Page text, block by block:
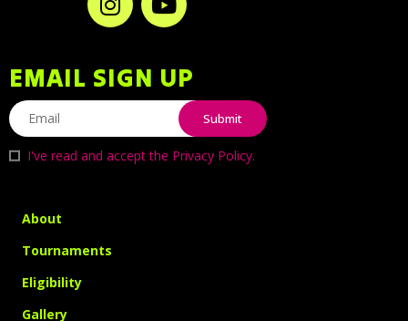
EMAIL SIGN UP
I've read and accept the Privacy Policy.
About
Tournaments
Eligibility
Gallery